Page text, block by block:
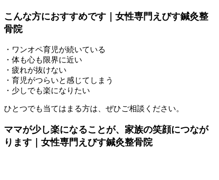
こんな方におすすめです｜女性専門えびす鍼灸整
骨院
・ワンオペ育児が続いている
・体も心も限界に近い
・疲れが抜けない
・育児がつらいと感じてしまう
・少しでも楽になりたい
ひとつでも当てはまる方は、ぜひご相談ください。
ママが少し楽になることが、家族の笑顔につなが
ります｜女性専門えびす鍼灸整骨院